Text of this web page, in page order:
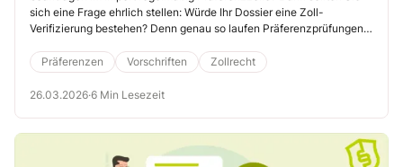
sich eine Frage ehrlich stellen: Würde Ihr Dossier eine Zoll-
Verifizierung bestehen? Denn genau so laufen Präferenzprüfungen
Überprüfung eines ausgestellten Präferenznachweises – und
plötzlich steht Ihr Unternehmen im Fokus. Was als Einzelfall beginnt,
kann sich bei Unstimmigkeiten schnell ausweiten. Wenn Sie eine
Ihnen, wie Sie daraus ein strukturiertes, belastbares Auditprogramm
Präferenzen Vorschriften Zollrecht
26.03.2026·6 Min Lesezeit